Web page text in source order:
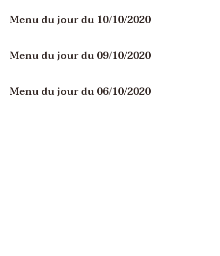
Menu du jour du 10/10/2020
Menu du jour du 09/10/2020
Menu du jour du 06/10/2020